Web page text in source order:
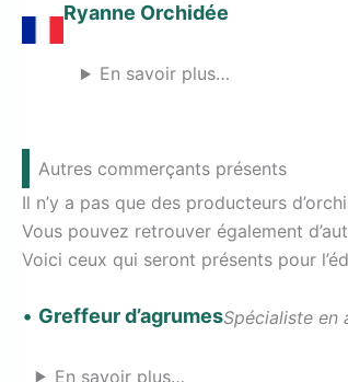
Ryanne Orchidée
En savoir plus…
Autres commerçants présents
Il n’y a pas que des producteurs
Vous pouvez retrouver également
Voici ceux qui seront présents pour
• Greffeur d’agrumesSpécialiste en
En savoir plus…